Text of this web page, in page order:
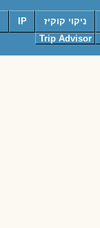
ניקוי קוקיז IP
Trip Advisor